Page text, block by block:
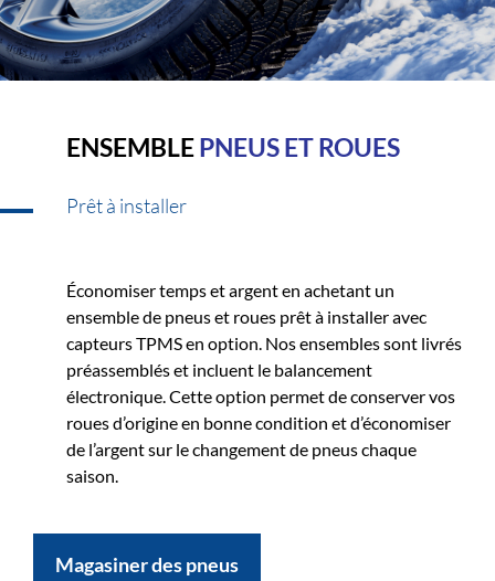
ENSEMBLEPNEUS ET ROUES
Prêt à installer
Économiser temps et argent en achetant un
ensemble de pneus et roues prêt à installer avec
capteurs TPMS en option. Nos ensembles sont livrés
préassemblés et incluent le balancement
électronique. Cette option permet de conserver vos
roues d’origine en bonne condition et d’économiser
de l’argent sur le changement de pneus chaque
saison.
Magasiner des pneus